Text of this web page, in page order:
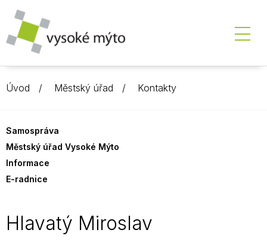
Úvod Městský úřad Kontakty
Samospráva
Městský úřad Vysoké Mýto
Informace
E-radnice
Hlavatý Miroslav